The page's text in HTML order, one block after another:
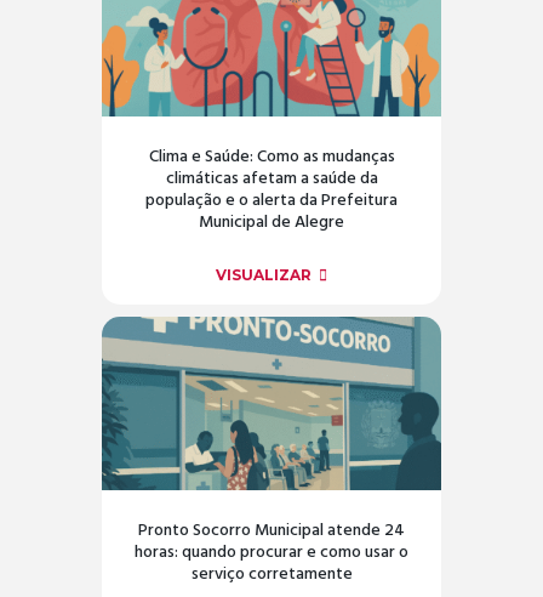
Clima e Saúde: Como as mudanças
climáticas afetam a saúde da
população e o alerta da Prefeitura
Municipal de Alegre
VISUALIZAR
Pronto Socorro Municipal atende 24
horas: quando procurar e como usar o
serviço corretamente